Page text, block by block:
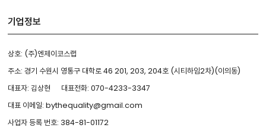
기업정보
상호: (주)엔제이코스랩
주소: 경기 수원시 영통구 대학로 46 201, 203, 204호 (시티하임2차)(이의동)
대표자: 김상현
대표전화: 070-4233-3347
대표 이메일: bythequality@gmail.com
사업자 등록 번호: 384-81-01172